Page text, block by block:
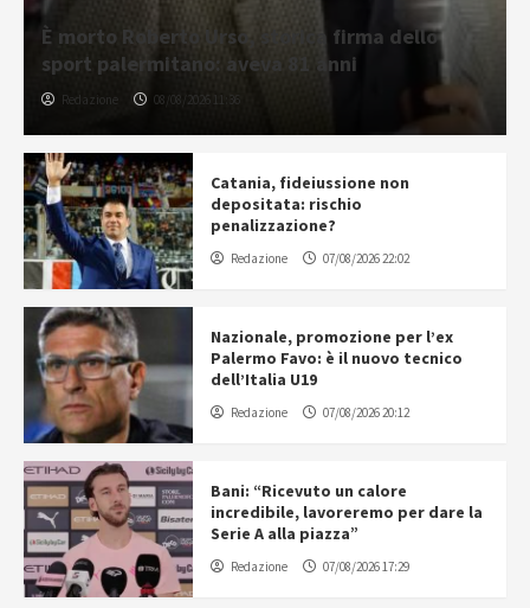
È morto Roberto Urso, storica firma dello
sport palermitano: aveva 81 anni
Redazione 08/08/2026 11:36
Catania, fideiussione non
depositata: rischio
penalizzazione?
Redazione 07/08/2026 22:02
Nazionale, promozione per l’ex
Palermo Favo: è il nuovo tecnico
dell’Italia U19
Redazione 07/08/2026 20:12
Bani: “Ricevuto un calore
incredibile, lavoreremo per dare la
Serie A alla piazza”
Redazione 07/08/2026 17:29